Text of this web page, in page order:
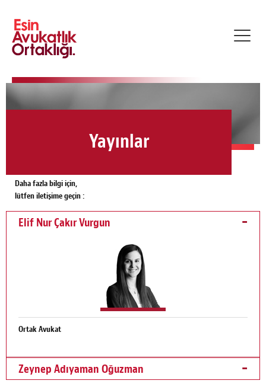
Yayınlar
Daha fazla bilgi için,
lütfen iletişime geçin :
Elif Nur Çakır Vurgun
Ortak Avukat
Zeynep Adıyaman Oğuzman